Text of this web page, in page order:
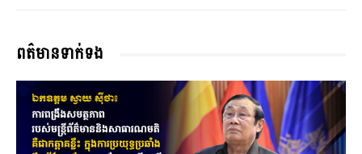
ពត៌មានទាក់ទង